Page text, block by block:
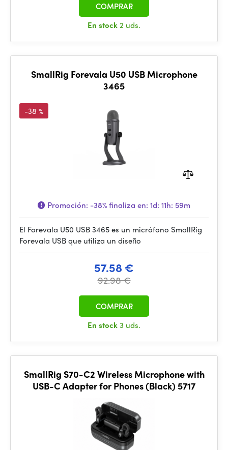
En stock2 uds.
COMPRAR
SmallRig Forevala U50 USB Microphone
3465
-38 %
Promoción: -38%finaliza en: 1d: 11h: 59m
El Forevala U50 USB 3465 es un micrófono SmallRig
Forevala USB que utiliza un diseño
57.58 €
92.98 €
En stock3 uds.
COMPRAR
SmallRig S70-C2 Wireless Microphone with
USB-C Adapter for Phones (Black) 5717